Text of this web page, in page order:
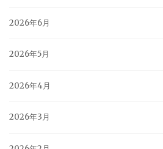
2026年6月
2026年5月
2026年4月
2026年3月